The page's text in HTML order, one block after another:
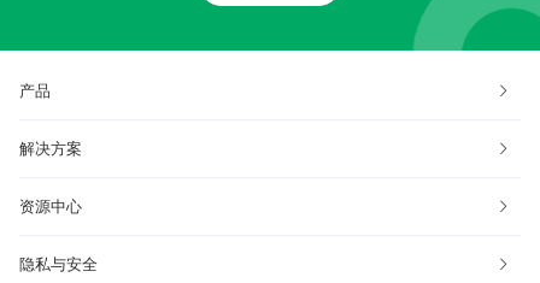
产品
解决方案
资源中心
隐私与安全